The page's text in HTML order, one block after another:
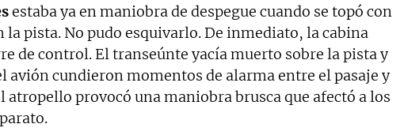
estaba ya en maniobra de despegue cuando se topó con
la pista. No pudo esquivarlo. De inmediato, la cabina
de control. El transeúnte yacía muerto sobre la pista y
avión cundieron momentos de alarma entre el pasaje y
atropello provocó una maniobra brusca que afectó a los